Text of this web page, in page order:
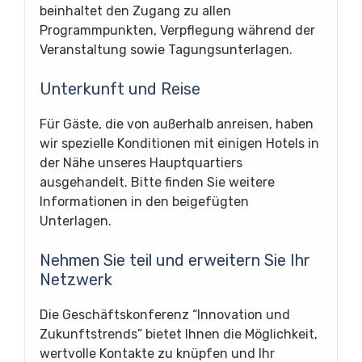
beinhaltet den Zugang zu allen
Programmpunkten, Verpflegung während der
Veranstaltung sowie Tagungsunterlagen.
Unterkunft und Reise
Für Gäste, die von außerhalb anreisen, haben
wir spezielle Konditionen mit einigen Hotels in
der Nähe unseres Hauptquartiers
ausgehandelt. Bitte finden Sie weitere
Informationen in den beigefügten
Unterlagen.
Nehmen Sie teil und erweitern Sie Ihr
Netzwerk
Die Geschäftskonferenz “Innovation und
Zukunftstrends” bietet Ihnen die Möglichkeit,
wertvolle Kontakte zu knüpfen und Ihr